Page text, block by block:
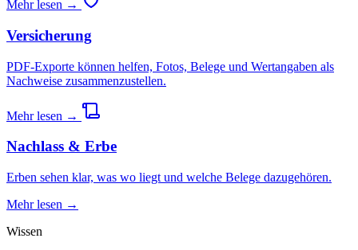
Mehr lesen →
Versicherung
PDF-Exporte können helfen, Fotos, Belege und Wertangaben als
Nachweise zusammenzustellen.
Mehr lesen →
Nachlass & Erbe
Erben sehen klar, was wo liegt und welche Belege dazugehören.
Mehr lesen →
Wissen